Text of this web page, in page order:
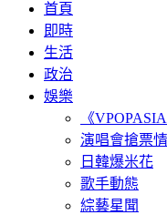
首頁
即時
生活
政治
娛樂
《
演唱會搶票
日韓爆米花
歌手動態
綜藝星聞